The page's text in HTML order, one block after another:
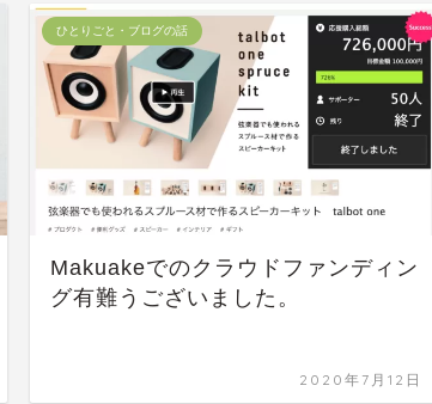
ひとりごと・ブログの話
Makuakeでのクラウドファンディン
グ有難うございました。
2020年7月12日